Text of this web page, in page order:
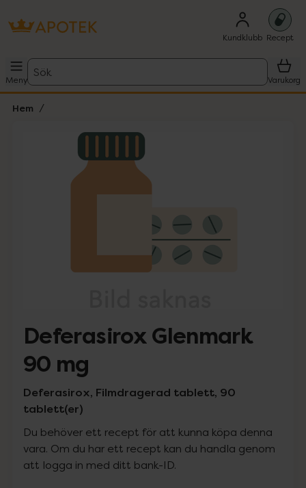
Kundklubb Recept
Meny
Sök
Varukorg
Hem
Lista: . Innehåller 1 objekt.
Deferasirox Glenmark
90 mg
Deferasirox, Filmdragerad tablett, 90
tablett(er)
Du behöver ett recept för att kunna köpa denna
vara. Om du har ett recept kan du handla genom
att logga in med ditt bank-ID.